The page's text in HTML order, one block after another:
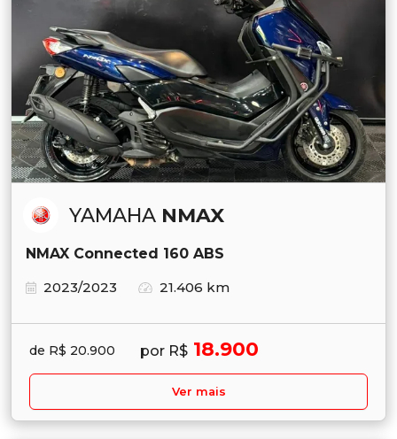
YAMAHA NMAX
NMAX Connected 160 ABS
2023/2023
21.406 km
de R$ 20.900 por R$ 18.900
Ver mais